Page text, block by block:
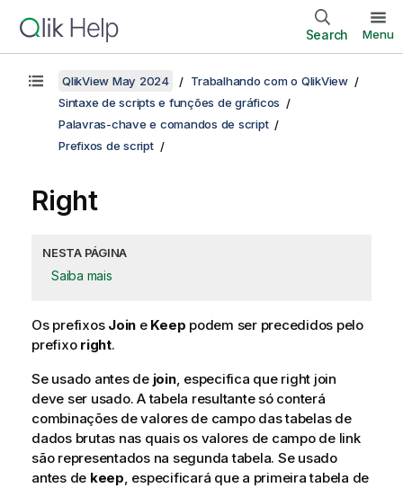
Search Menu
QlikView May 2024
Trabalhando com o QlikView
Sintaxe de scripts e funções de gráficos
Palavras-chave e comandos de script
Prefixos de script
Right
NESTA PÁGINA
Saiba mais
Os prefixos Join e Keep podem ser precedidos pelo
prefixo right.
Se usado antes de join, especifica que right join
deve ser usado. A tabela resultante só conterá
combinações de valores de campo das tabelas de
dados brutas nas quais os valores de campo de link
são representados na segunda tabela. Se usado
antes de keep, especificará que a primeira tabela de